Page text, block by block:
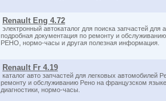
Renault Eng 4.72
электронный автокаталог для поиска запчастей
подробная документация по ремонту и
РЕНО, нормо-часы и другая полезная информация.
Renault Fr 4.19
каталог авто запчастей для легковых автомобилей
ремонту и обслуживанию Рено на французском
диагностики, нормо-часы.